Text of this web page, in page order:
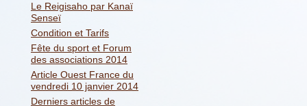
Le Reigisaho par Kanaï
Senseï
Condition et Tarifs
Fête du sport et Forum
des associations 2014
Article Ouest France du
vendredi 10 janvier 2014
Derniers articles de